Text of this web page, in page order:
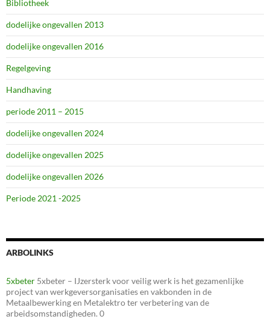
Bibliotheek
dodelijke ongevallen 2013
dodelijke ongevallen 2016
Regelgeving
Handhaving
periode 2011 – 2015
dodelijke ongevallen 2024
dodelijke ongevallen 2025
dodelijke ongevallen 2026
Periode 2021 -2025
ARBOLINKS
5xbeter 5xbeter – IJzersterk voor veilig werk is het gezamenlijke
project van werkgeversorganisaties en vakbonden in de
Metaalbewerking en Metalektro ter verbetering van de
arbeidsomstandigheden. 0